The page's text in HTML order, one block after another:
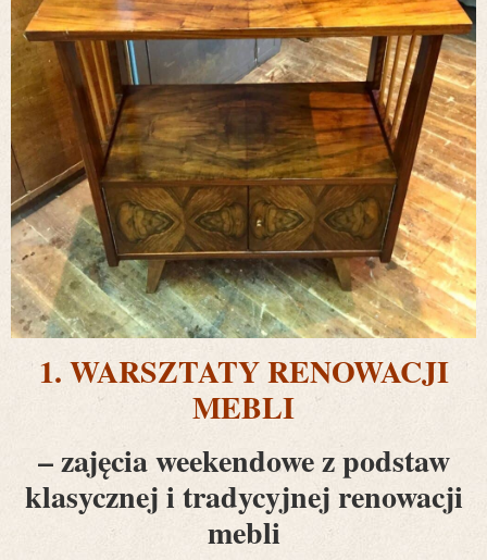
1. WARSZTATY RENOWACJI
MEBLI
– zajęcia weekendowe z podstaw
klasycznej i tradycyjnej renowacji
mebli